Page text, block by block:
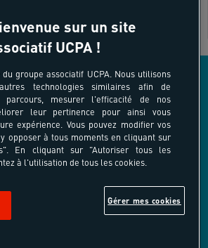
COMPRISES DANS
L’OFFRE
sur un site
UCPA !
groupe associatif UCPA. Nous utilisons
technologies similaires afin de
parcours, mesurer l'efficacité de nos
leur pertinence pour ainsi vous
expérience. Vous pouvez modifier vos
opposer à tous moments en cliquant sur
En cliquant sur "Autoriser tous les
à l'utilisation de tous les cookies.
Gérer mes cookies